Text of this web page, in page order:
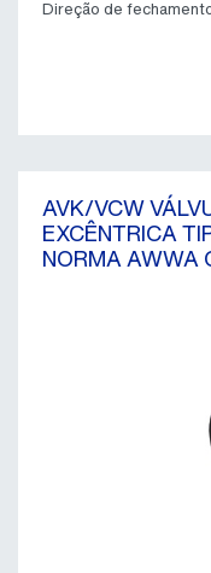
Direção de
AVK/VCW
EXCÊNTRICA
NORMA AWWA